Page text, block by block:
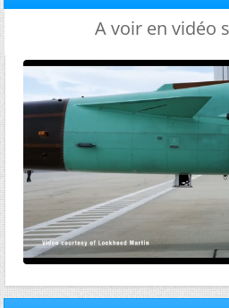
A voir en vidéo